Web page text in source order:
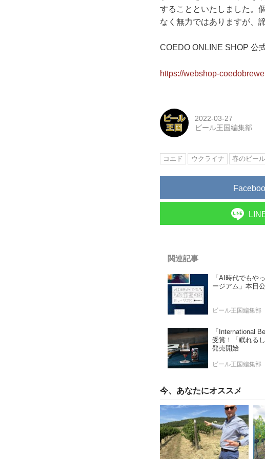
することといたしました。
なく無力ではありますが、
COEDO ONLINE SHOP 公
https://webshop-
2022-03-27
ビール王国編集部
コエド ウクライナ 春のビール
関連記事
「AI時代でもや
ージアム」本日公
ビール王国編集部
「International
受賞！「眠れる
発売開始
ビール王国編集部
今、あなたにオススメ